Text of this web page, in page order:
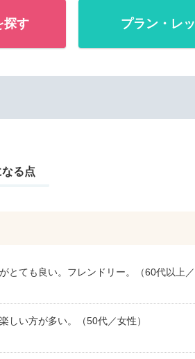
探す プラン・レ
る点
とても良い。フレンドリー。（60代以上／
しい方が多い。（50代／女性）